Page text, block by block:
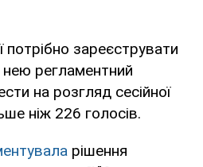
зареєструвати
регламентний
на розгляд сесійної
ніж 226 голосів.
рішення